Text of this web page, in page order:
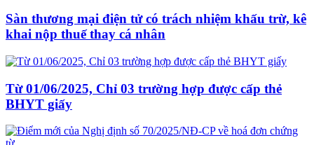
Sàn thương mại điện tử có trách nhiệm khấu trừ, kê
khai nộp thuế thay cá nhân
Từ 01/06/2025, Chỉ 03 trường hợp được cấp thẻ
BHYT giấy